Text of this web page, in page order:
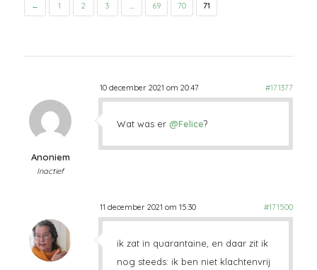
← 1 2 3 … 69 70 71
10 december 2021 om 20:47 #171377
Anoniem
Inactief
Wat was er @Felice?
11 december 2021 om 15:30 #171500
ik zat in quarantaine, en daar zit ik
nog steeds: ik ben niet klachtenvrij